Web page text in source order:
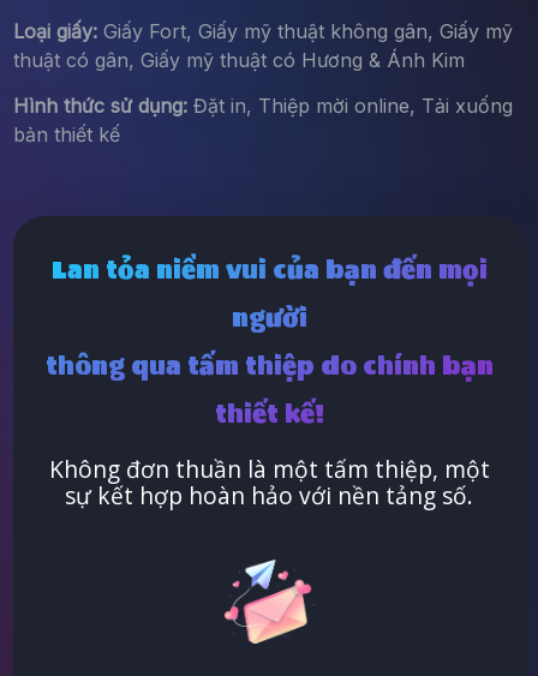
Loại giấy:Giấy Fort, Giấy mỹ thuật không gân, Giấy mỹ
thuật có gân, Giấy mỹ thuật có Hương & Ánh Kim
Hình thức sử dụng:Đặt in, Thiệp mời online, Tải xuống
bản thiết kế
Lan tỏa niềm vui của bạn đến mọi
người
thông qua tấm thiệp do chính bạn
thiết kế!
Không đơn thuần là một tấm thiệp, một
sự kết hợp hoàn hảo với nền tảng số.